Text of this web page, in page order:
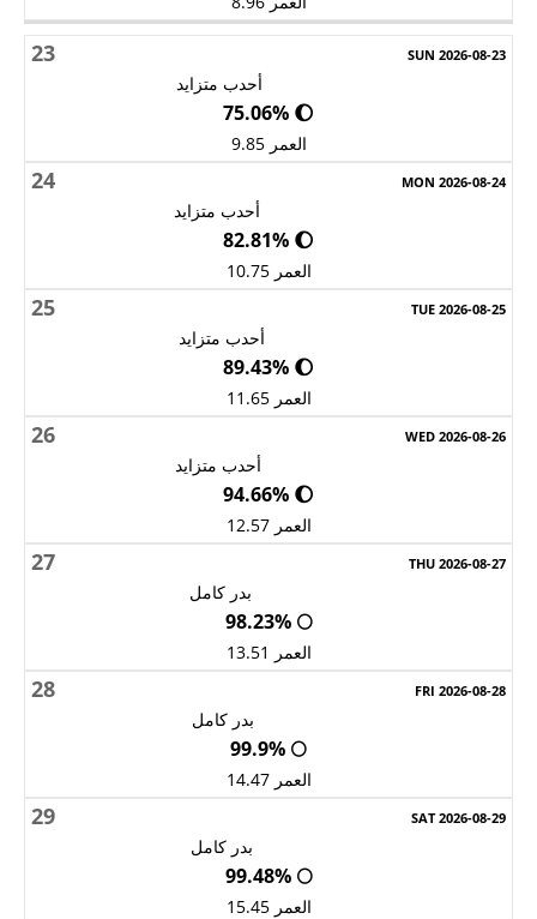
23
أحدب متزايد
🌔 75.06%
العمر 9.85
24
أحدب متزايد
🌔 82.81%
العمر 10.75
25
أحدب متزايد
🌔 89.43%
العمر 11.65
26
أحدب متزايد
🌔 94.66%
العمر 12.57
27
بدر كامل
🌕 98.23%
العمر 13.51
28
بدر كامل
🌕 99.9%
العمر 14.47
29
بدر كامل
🌕 99.48%
العمر 15.45